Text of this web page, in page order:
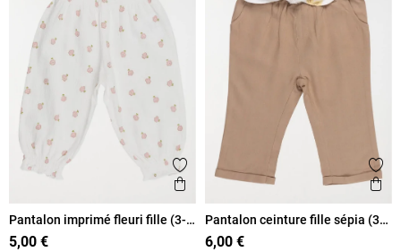
Ajouter aux favoris
Aperçu rapide
Pantalon imprimé fleuri fille (3-
36M)
5,00 €
Pantalon ceinture fille sépia (3-
36M)
6,00 €